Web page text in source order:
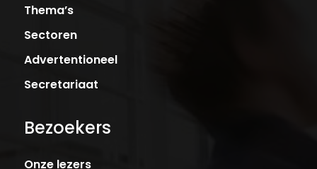
Thema’s
Sectoren
Advertentioneel
Secretariaat
Bezoekers
Onze lezers